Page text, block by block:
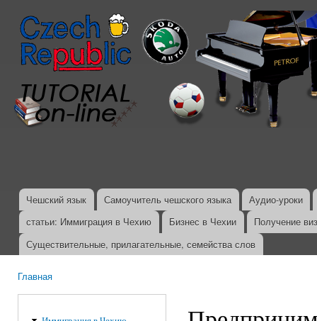
Главное меню
Чешский язык Самоучитель чешского языка
Аудио-уроки
статьи: Иммиграция в Чехию
Бизнес в Чехии
Получение
Существительные, прилагательные, семейства слов
Главная